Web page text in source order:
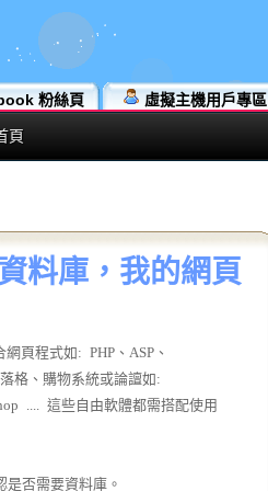
虛擬主機用戶專區
粉絲頁
頁
料庫，我的網頁
頁程式如: PHP、ASP、
格、購物系統或論譠如:
.... 這些自由軟體都需搭配使用
是否需要資料庫。